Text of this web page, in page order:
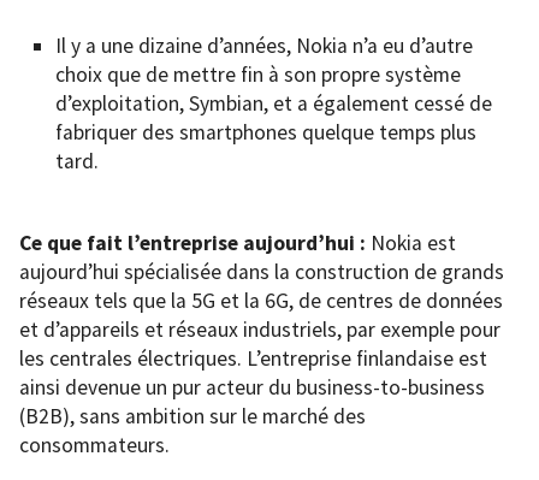
Il y a une dizaine d’années, Nokia n’a eu d’autre
choix que de mettre fin à son propre système
d’exploitation, Symbian, et a également cessé de
fabriquer des smartphones quelque temps plus
tard.
Ce que fait l’entreprise aujourd’hui : Nokia est
aujourd’hui spécialisée dans la construction de grands
réseaux tels que la 5G et la 6G, de centres de données
et d’appareils et réseaux industriels, par exemple pour
les centrales électriques. L’entreprise finlandaise est
ainsi devenue un pur acteur du business-to-business
(B2B), sans ambition sur le marché des
consommateurs.